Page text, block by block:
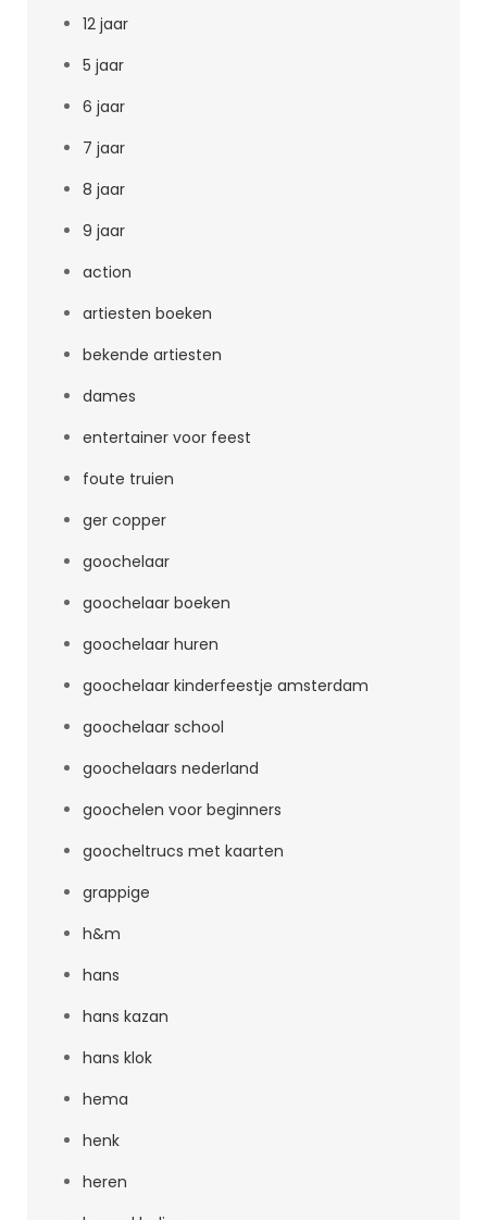
12 jaar
5 jaar
6 jaar
7 jaar
8 jaar
9 jaar
action
artiesten boeken
bekende artiesten
dames
entertainer voor feest
foute truien
ger copper
goochelaar
goochelaar boeken
goochelaar huren
goochelaar kinderfeestje amsterdam
goochelaar school
goochelaars nederland
goochelen voor beginners
goocheltrucs met kaarten
grappige
h&m
hans
hans kazan
hans klok
hema
henk
heren